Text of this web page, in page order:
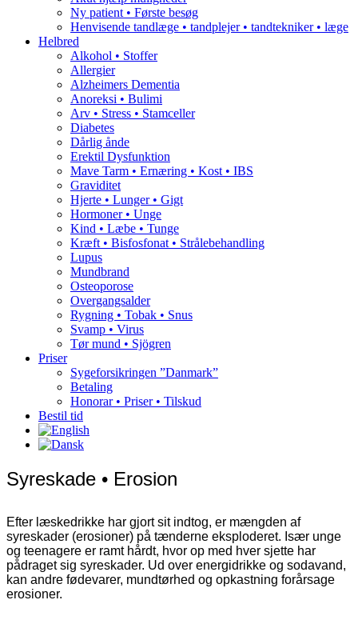
Ny patient • Første besøg
Henvisende tandlæge • tandplejer • tandtekniker • læge
Helbred
Alkohol • Stoffer
Allergier
Alzheimers Dementia
Anoreksi • Bulimi
Arv • Stress • Stamceller
Diabetes
Dårlig ånde
Erektil Dysfunktion
Mave Tarm • Ernæring • Kost • IBS
Graviditet
Hjerte • Lunger • Gigt
Hormoner • Unge
Kind • Læbe • Tunge
Kræft • Bisfosfonat • Strålebehandling
Lupus
Mundbrand
Osteoporose
Overgangsalder
Rygning • Tobak • Snus
Svamp • Virus
Tør mund • Sjögren
Priser
Sygeforsikringen ”Danmark”
Betaling
Honorar • Priser • Tilskud
Bestil tid
Syreskade • Erosion
Efter læskedrikke har gjort sit indtog, er mængden af
syreskader (erosioner) på tænderne eksploderet. Især unge
og teenagere er ramt hårdt, hvor op med hver sjette har
pådraget sig syreskader. Ud over energidrikke og sodavand,
kan andre fødevarer, mundtørhed og opkastning forårsage
erosioner.